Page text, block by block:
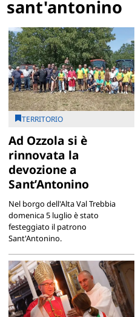
sant'antonino
TERRITORIO
Ad Ozzola si è
rinnovata la
devozione a
Sant’Antonino
Nel borgo dell'Alta Val Trebbia
domenica 5 luglio è stato
festeggiato il patrono
Sant'Antonino.